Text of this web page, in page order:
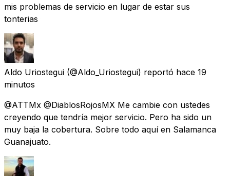
mis problemas de servicio en lugar de estar sus
tonterias
Aldo Uriostegui (@Aldo_Uriostegui) reportó hace 19
minutos
@ATTMx @DiablosRojosMX Me cambie con ustedes
creyendo que tendría mejor servicio. Pero ha sido un
muy baja la cobertura. Sobre todo aquí en Salamanca
Guanajuato.